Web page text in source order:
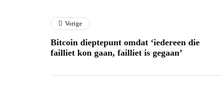
Vorige
Bitcoin dieptepunt omdat ‘iedereen die
failliet kon gaan, failliet is gegaan’